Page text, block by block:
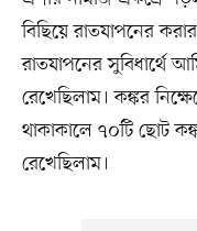
বিছিয়ে রাতযাপনের
রাতযাপনের সুবিধার্থে
রেখেছিলাম। কঙ্কর
থাকাকালে ৭০টি ছোট
রেখেছিলাম।